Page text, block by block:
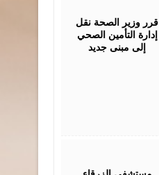
قرر وزير الصحة نقل
إدارة التأمين الصحي
إلى مبنى جديد
2026